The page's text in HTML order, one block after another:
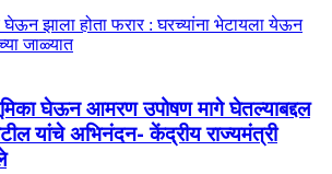
घेऊन आमरण उपोषण मागे घेतल्याबद्दल
यांचे अभिनंदन- केंद्रीय राज्यमंत्री